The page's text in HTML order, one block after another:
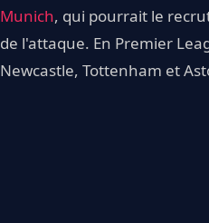
Munich, qui pourrait le
de l'attaque. En Premier
Newcastle, Tottenham et